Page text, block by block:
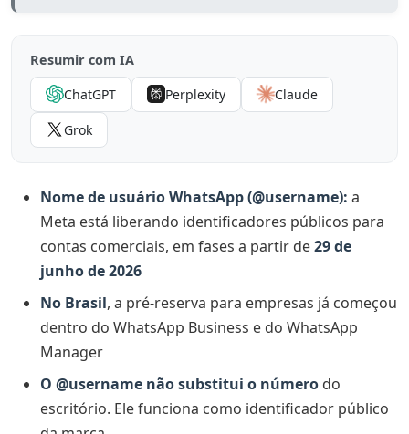
WhatsApp Business
O que muda para advogados (e o que não muda)
O que muda
Cronograma: quando cada coisa acontece
Tutorial prático: onde configurar o @username no
WhatsApp
Passo 1: abra Configurações → Conta
Passo 2: reserve ou edite seu @username
Comercial Chat Jurídico
Dados verificados da empresa
Conectar-se à Plataforma do WhatsApp Business
Resumir com IA
ChatGPT
Perplexity Claude
Grok
Nome de usuário WhatsApp (@username): a
Meta está liberando identificadores públicos para
contas comerciais, em fases a partir de29 de
junho de 2026
No Brasil, a pré-reserva para empresas já começou
dentro do WhatsApp Business e do WhatsApp
Manager
O @username não substitui o número do
escritório. Ele funciona como identificador público